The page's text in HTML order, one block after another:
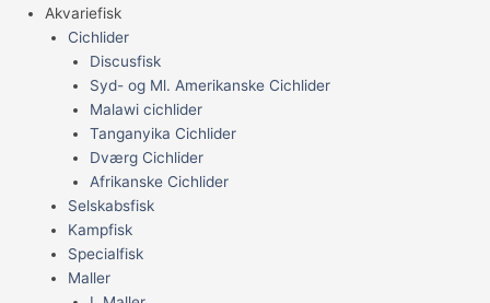
Akvariefisk
Cichlider
Discusfisk
Syd- og Ml. Amerikanske Cichlider
Malawi cichlider
Tanganyika Cichlider
Dværg Cichlider
Afrikanske Cichlider
Selskabsfisk
Kampfisk
Specialfisk
Maller